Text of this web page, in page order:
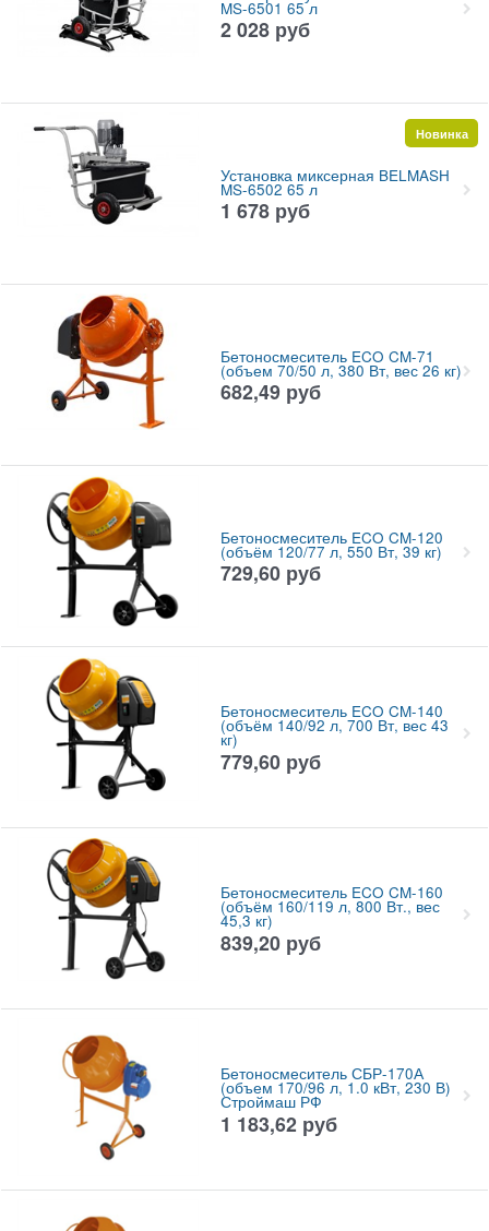
MS-6501 65 л
2 028 руб
Установка миксерная BELMASH
MS-6502 65 л
1 678 руб
Новинка
Бетоносмеситель ECO CM-71
(объем 70/50 л, 380 Вт, вес 26 кг)
682,49 руб
Бетоносмеситель ECO CM-120
(объём 120/77 л, 550 Вт, 39 кг)
729,60 руб
Бетоносмеситель ECO CM-140
(объём 140/92 л, 700 Вт, вес 43
кг)
779,60 руб
Бетоносмеситель ECO CM-160
(объём 160/119 л, 800 Вт., вес
45,3 кг)
839,20 руб
Бетоносмеситель СБР-170А
(объем 170/96 л, 1.0 кВт, 230 В)
Строймаш РФ
1 183,62 руб